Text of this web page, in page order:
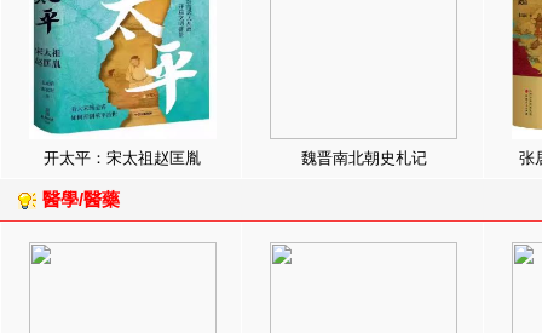
开太平：宋太祖赵匡胤 魏晋南北朝史札记 张
醫學/醫藥